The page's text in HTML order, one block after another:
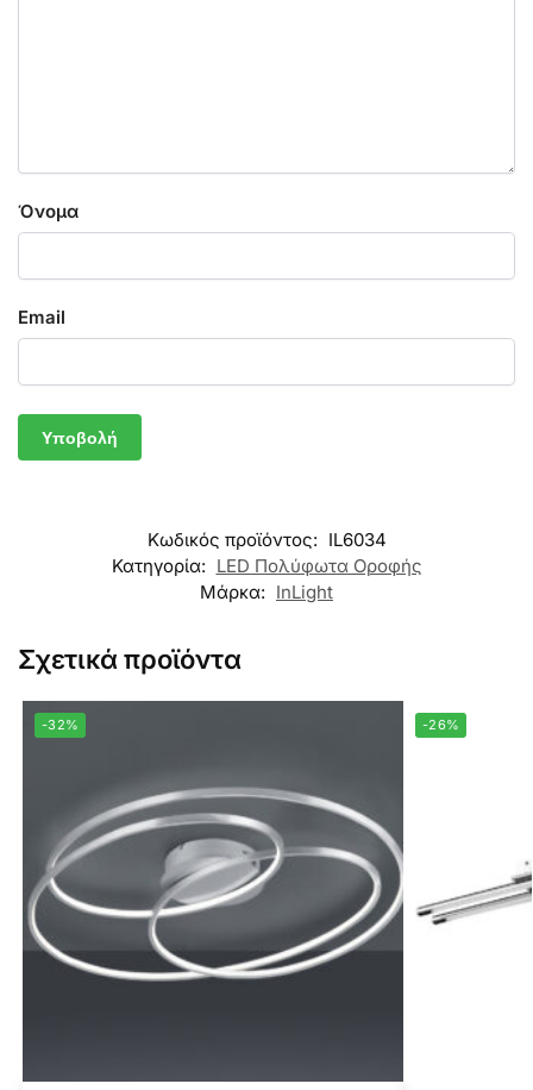
Όνομα
Email
Κωδικός προϊόντος: IL6034
Κατηγορία: LED Πολύφωτα Οροφής
Μάρκα: InLight
Σχετικά προϊόντα
-32% -26%